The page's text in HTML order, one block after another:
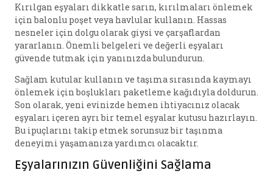
Kırılgan eşyaları dikkatle sarın, kırılmaları önlemek
için balonlu poşet veya havlular kullanın. Hassas
nesneler için dolgu olarak giysi ve çarşaflardan
yararlanın. Önemli belgeleri ve değerli eşyaları
güvende tutmak için yanınızda bulundurun.
Sağlam kutular kullanın ve taşıma sırasında kaymayı
önlemek için boşlukları paketleme kağıdıyla doldurun.
Son olarak, yeni evinizde hemen ihtiyacınız olacak
eşyaları içeren ayrı bir temel eşyalar kutusu hazırlayın.
Bu ipuçlarını takip etmek sorunsuz bir taşınma
deneyimi yaşamanıza yardımcı olacaktır.
Eşyalarınızın Güvenliğini Sağlama